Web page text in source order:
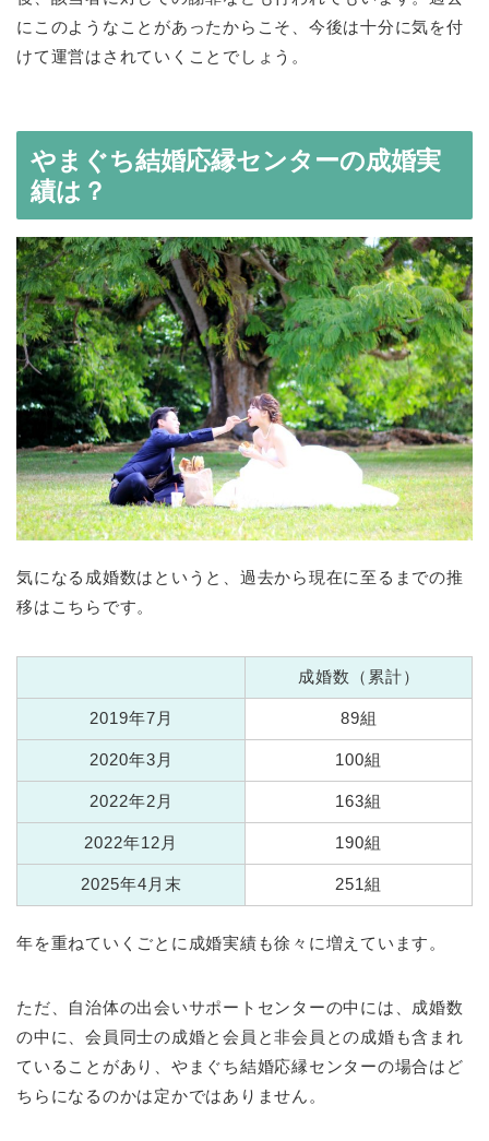
にこのようなことがあったからこそ、今後は十分に気を付
けて運営はされていくことでしょう。
やまぐち結婚応縁センターの成婚実
績は？
気になる成婚数はというと、過去から現在に至るまでの推
移はこちらです。
成婚数（累計）
2019年7月 89組
2020年3月 100組
2022年2月 163組
2022年12月 190組
2025年4月末 251組
年を重ねていくごとに成婚実績も徐々に増えています。
ただ、自治体の出会いサポートセンターの中には、成婚数
の中に、会員同士の成婚と会員と非会員との成婚も含まれ
ていることがあり、やまぐち結婚応縁センターの場合はど
ちらになるのかは定かではありません。